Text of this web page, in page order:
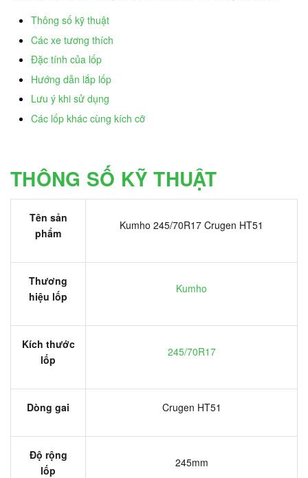
Thông số kỹ thuật
Các xe tương thích
Đặc tính của lốp
Hướng dẫn lắp lốp
Lưu ý khi sử dụng
Các lốp khác cùng kích cỡ
THÔNG SỐ KỸ THUẬT
Tên sản
phẩm
Kumho 245/70R17 Crugen HT51
Thương
hiệu lốp
Kumho
Kích thước
lốp
245/70R17
Dòng gai Crugen HT51
Độ rộng
lốp
245mm